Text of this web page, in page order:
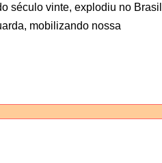
século vinte, explodiu no Brasil
mobilizando nossa